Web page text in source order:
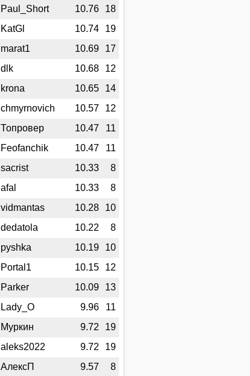
Paul_Short 10.76 18
KatGl 10.74 19
marat1 10.69 17
dlk 10.68 12
krona 10.65 14
chmyrnovich 10.57 12
Топровер 10.47 11
Feofanchik 10.47 11
sacrist 10.33 8
afal 10.33 8
vidmantas 10.28 10
dedatola 10.22 8
pyshka 10.19 10
Portal1 10.15 12
Parker 10.09 13
Lady_O 9.96 11
Муркин 9.72 19
aleks2022 9.72 19
АлексП 9.57 8